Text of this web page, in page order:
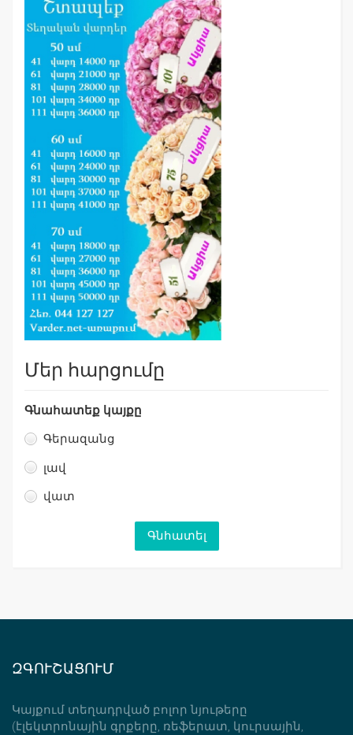
Մեր հարցումը
Գնահատեք կայքը
Գերազանց
լավ
վատ
ԶԳՈՒՇԱՑՈՒՄ
Կայքում տեղադրված բոլոր նյութերը
(էլեկտրոնային գրքերը, ռեֆերատ, կուրսային,